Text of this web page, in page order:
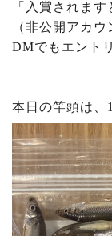
「入賞されま
（非公開アカ
DMでもエント
本日の竿頭は、